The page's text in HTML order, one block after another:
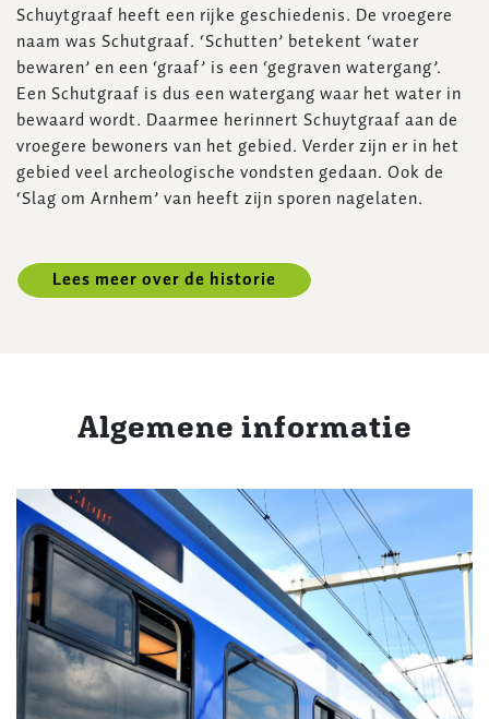
Schuytgraaf heeft een rijke geschiedenis. De vroegere
naam was Schutgraaf. ‘Schutten’ betekent ‘water
bewaren’ en een ‘graaf’ is een ‘gegraven watergang’.
Een Schutgraaf is dus een watergang waar het water in
bewaard wordt. Daarmee herinnert Schuytgraaf aan de
vroegere bewoners van het gebied. Verder zijn er in het
gebied veel archeologische vondsten gedaan. Ook de
‘Slag om Arnhem’ van heeft zijn sporen nagelaten.
Lees meer over de historie
Algemene informatie